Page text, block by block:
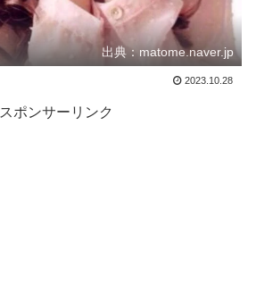
出典：matome.naver.jp
2023.10.28
スポンサーリンク